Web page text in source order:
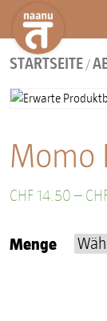
STARTSEITE /
Momo
CHF14.50 –
Menge